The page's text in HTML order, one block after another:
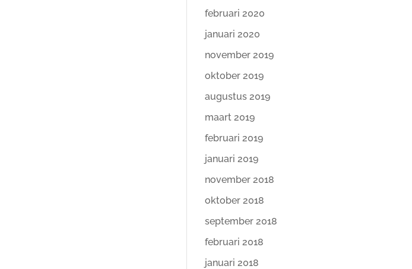
februari 2020
januari 2020
november 2019
oktober 2019
augustus 2019
maart 2019
februari 2019
januari 2019
november 2018
oktober 2018
september 2018
februari 2018
januari 2018